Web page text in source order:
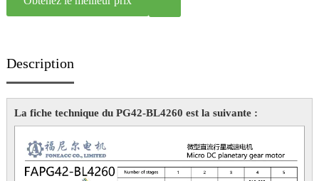
Description
La fiche technique du PG42-BL4260 est la suivante :